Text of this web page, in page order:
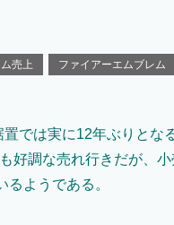
売上 ファイアーエムブレム
では実に12年ぶりとな
好調な売れ行きだが、
ようである。